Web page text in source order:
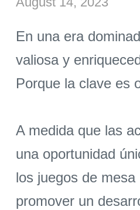
En una era
valiosa y
Porque la clave es
A medida que las
una oportunidad
los juegos de
promover un